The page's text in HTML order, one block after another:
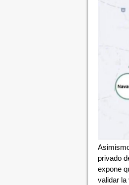
privado
expone
validar la